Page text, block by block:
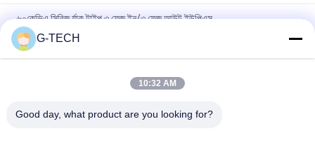
৬০কেভিএ সিরিজ র্যাক টাইপ ৩ ফেজ ইন/৩ ফেজ আউট ইউপিএস
কম্প্যাক্ট ইন্ডাস্ট্রিয়াল ইউপিএস পাওয়ার সাপ্লাই মডুলার ডিজাইন এবং স্কেলযোগ্য ক্ষমতা
সহ কঠোর শিল্প পরিবেশের জন্য উপযুক্ত
নমনীয় জি টেক ইউপিএস মাল্টি ভোল্টেজ ইনপুট পাওয়ার সাপ্লাই বিভিন্ন শিল্প মান এবং
G-TECH
10:32 AM
Good day, what product are you looking for?